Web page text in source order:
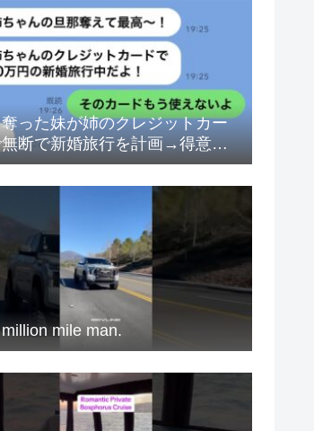
った妹が姉のクレジットカー
断で新婚旅行を計画→得意げ
「カードは解約したから」と
時の反応が…ｗ
mile man.